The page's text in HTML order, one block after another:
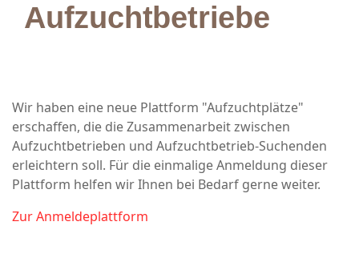
Aufzuchtbetriebe
Wir haben eine neue Plattform "Aufzuchtplätze"
erschaffen, die die Zusammenarbeit zwischen
Aufzuchtbetrieben und Aufzuchtbetrieb-Suchenden
erleichtern soll. Für die einmalige Anmeldung dieser
Plattform helfen wir Ihnen bei Bedarf gerne weiter.
Zur Anmeldeplattform